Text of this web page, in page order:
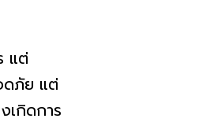
แต่
ดภัย แต่
เกิดการ